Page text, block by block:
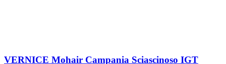
VERNICE Mohair Campania Sciascinoso IGT